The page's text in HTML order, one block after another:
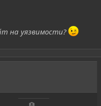
на уязвимости?